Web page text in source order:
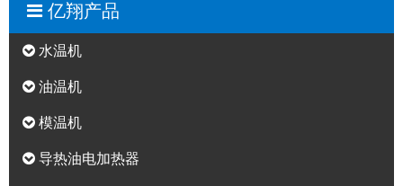
亿翔产品
水温机
油温机
模温机
导热油电加热器